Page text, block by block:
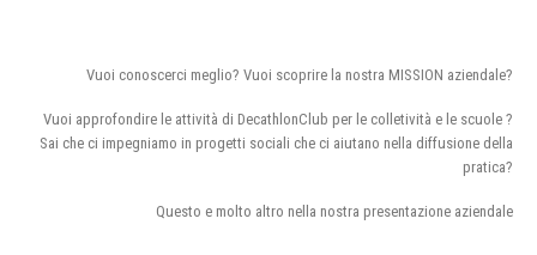
Vuoi conoscerci meglio? Vuoi scoprire la nostra MISSION aziendale?
Vuoi approfondire le attività di DecathlonClub per le colletività e le scuole ?
Sai che ci impegniamo in progetti sociali che ci aiutano nella diffusione della
pratica?
Questo e molto altro nella nostra presentazione aziendale